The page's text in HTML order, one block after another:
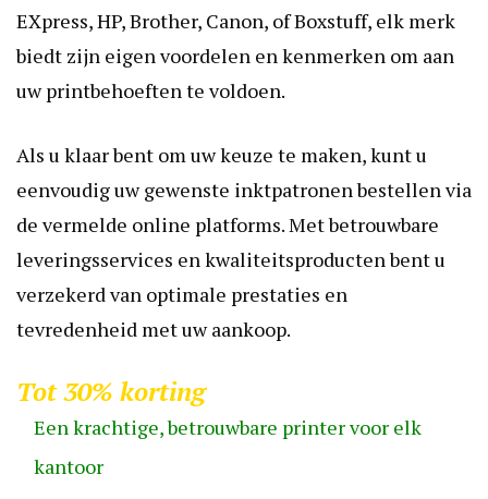
EXpress, HP, Brother, Canon, of Boxstuff, elk merk
biedt zijn eigen voordelen en kenmerken om aan
uw printbehoeften te voldoen.
Als u klaar bent om uw keuze te maken, kunt u
eenvoudig uw gewenste inktpatronen bestellen via
de vermelde online platforms. Met betrouwbare
leveringsservices en kwaliteitsproducten bent u
verzekerd van optimale prestaties en
tevredenheid met uw aankoop.
Tot 30% korting
Een krachtige, betrouwbare printer voor elk
kantoor